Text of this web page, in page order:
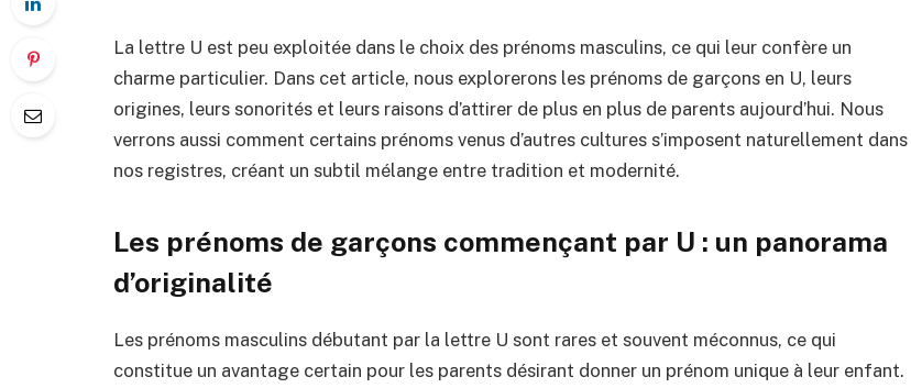
La lettre U est peu exploitée dans le choix des prénoms masculins, ce qui leur confère un
charme particulier. Dans cet article, nous explorerons les prénoms de garçons en U, leurs
origines, leurs sonorités et leurs raisons d’attirer de plus en plus de parents aujourd’hui. Nous
verrons aussi comment certains prénoms venus d’autres cultures s’imposent naturellement dans
nos registres, créant un subtil mélange entre tradition et modernité.
Les prénoms de garçons commençant par U : un panorama
d’originalité
Les prénoms masculins débutant par la lettre U sont rares et souvent méconnus, ce qui
constitue un avantage certain pour les parents désirant donner un prénom unique à leur enfant.